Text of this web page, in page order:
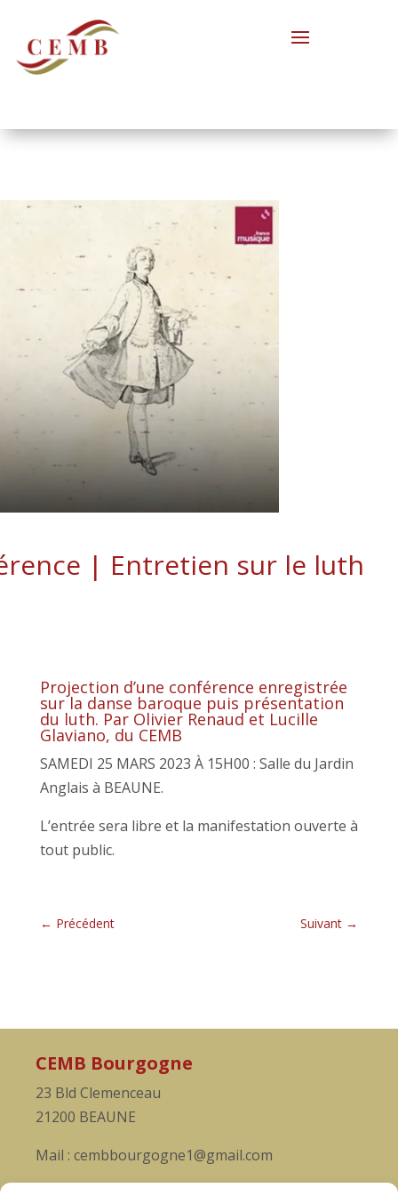
| Entretien sur le luth
Projection d’une conférence enregistrée
sur la danse baroque puis présentation
du luth. Par Olivier Renaud et Lucille
Glaviano, du CEMB
SAMEDI 25 MARS 2023 À 15H00 : Salle du Jardin
Anglais à BEAUNE.
L’entrée sera libre et la manifestation ouverte à
tout public.
← Précédent Suivant →
CEMB Bourgogne
23 Bld Clemenceau
21200 BEAUNE
Mail : cembbourgogne1@gmail.com